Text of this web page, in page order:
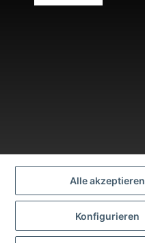
Alle akzeptieren
Konfigurieren